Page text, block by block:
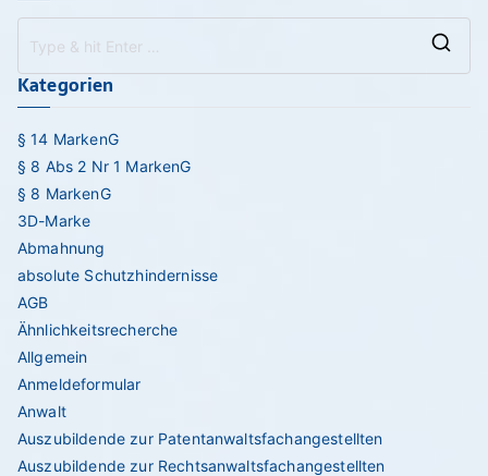
Kategorien
§ 14 MarkenG
§ 8 Abs 2 Nr 1 MarkenG
§ 8 MarkenG
3D-Marke
Abmahnung
absolute Schutzhindernisse
AGB
Ähnlichkeitsrecherche
Allgemein
Anmeldeformular
Anwalt
Auszubildende zur Patentanwaltsfachangestellten
Auszubildende zur Rechtsanwaltsfachangestellten